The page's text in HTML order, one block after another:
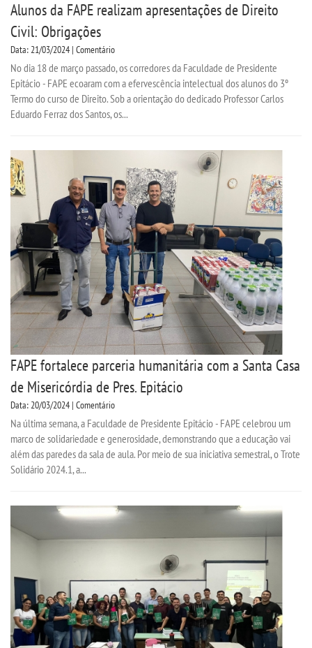
Alunos da FAPE realizam apresentações de Direito
Civil: Obrigações
Data: 21/03/2024 | Comentário
No dia 18 de março passado, os corredores da Faculdade de Presidente
Epitácio - FAPE ecoaram com a efervescência intelectual dos alunos do 3º
Termo do curso de Direito. Sob a orientação do dedicado Professor Carlos
Eduardo Ferraz dos Santos, os...
FAPE fortalece parceria humanitária com a Santa Casa
de Misericórdia de Pres. Epitácio
Data: 20/03/2024 | Comentário
Na última semana, a Faculdade de Presidente Epitácio - FAPE celebrou um
marco de solidariedade e generosidade, demonstrando que a educação vai
além das paredes da sala de aula. Por meio de sua iniciativa semestral, o Trote
Solidário 2024.1, a...